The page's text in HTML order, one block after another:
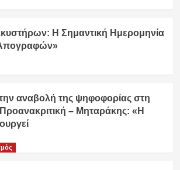
Η Σημαντική Ημερομηνία
αναβολή της ψηφοφορίας στη
– Μηταράκης: «Η